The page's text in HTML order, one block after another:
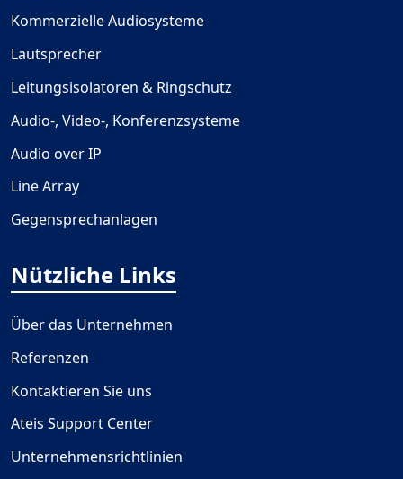
Kommerzielle Audiosysteme
Lautsprecher
Leitungsisolatoren & Ringschutz
Audio-, Video-, Konferenzsysteme
Audio over IP
Line Array
Gegensprechanlagen
Nützliche Links
Über das Unternehmen
Referenzen
Kontaktieren Sie uns
Ateis Support Center
Unternehmensrichtlinien